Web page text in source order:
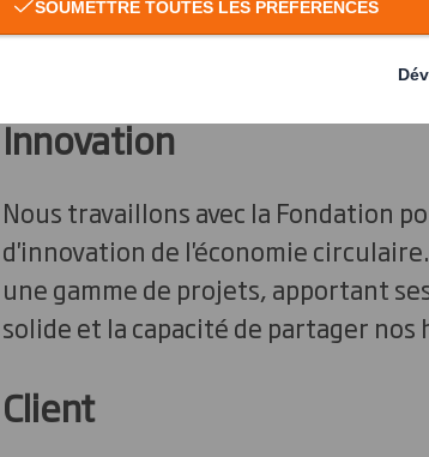
Notre travail avec laFondation Ellen
Innovation
Nous travaillons avec la Fondation
d'innovation de l'économie
une gamme de projets, apportant
solide et la capacité de partager
Client